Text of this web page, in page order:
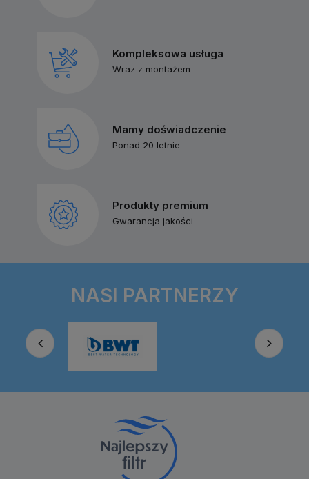
Kompleksowa usługa
Wraz z montażem
Mamy doświadczenie
Ponad 20 letnie
Produkty premium
Gwarancja jakości
NASI PARTNERZY